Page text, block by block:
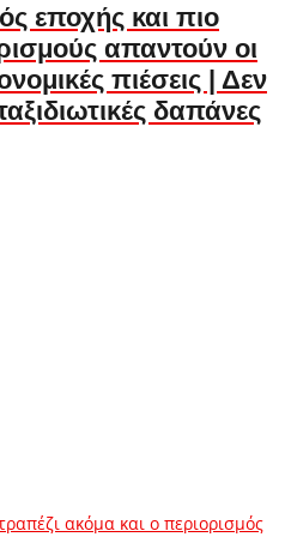
εποχής και πιο
απαντούν οι
πιέσεις | Δεν
δαπάνες